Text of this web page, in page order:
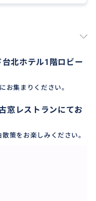
す♪おすすめスポッ
観光することがで
ん。
している店舗もご
北ホテル1階ロビー
お集まりください。
窓レストランにてお
策をお楽しみください。